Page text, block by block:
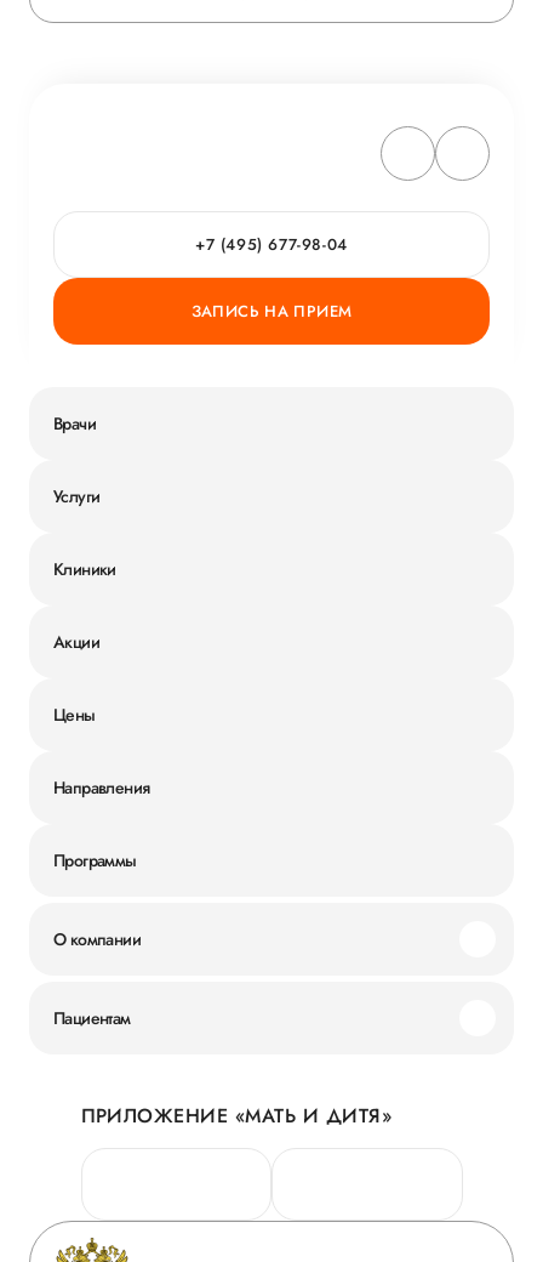
+7 (495) 677-98-04
ЗАПИСЬ НА ПРИЕМ
Врачи
Услуги
Клиники
Акции
Цены
Направления
Программы
О компании
Новости
Руководство
Сотрудничество
Инвесторам
Пациентам
Личный кабинет
Персональные данные
Горячая линия качества
Вопрос-ответ
ПРИЛОЖЕНИЕ «МАТЬ И ДИТЯ»